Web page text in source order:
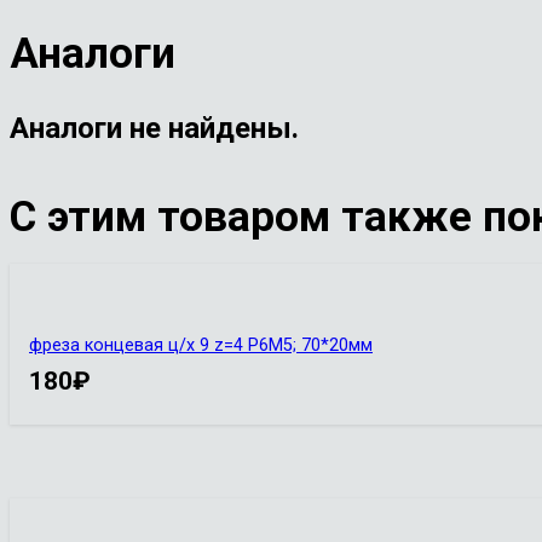
Аналоги
Аналоги не найдены.
С этим товаром также
фреза концевая ц/х 9 z=4 Р6М5; 70*20мм
180₽